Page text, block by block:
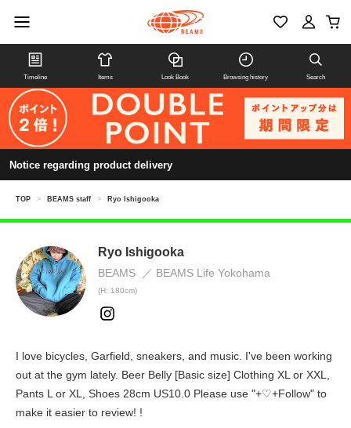
Timeline Items Look Book Browsing history Search
Notice regarding product delivery
TOP > BEAMS staff > Ryo Ishigooka
Ryo Ishigooka
BEAMS BEAMS Life Yokohama
(H: 180cm)
I love bicycles, Garfield, sneakers, and music. I've been working
out at the gym lately. Beer Belly [Basic size] Clothing XL or XXL,
Pants L or XL, Shoes 28cm US10.0 Please use "+♡+Follow" to
make it easier to review! !